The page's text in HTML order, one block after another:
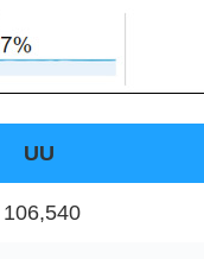
UU
106,540